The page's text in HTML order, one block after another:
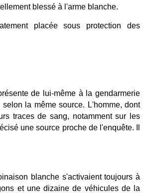
blessé à l'arme blanche.
placée sous protection des
de lui-même à la gendarmerie
la même source. L'homme, dont
traces de sang, notamment sur les
une source proche de l'enquête. Il
blanche s'activaient toujours à
et une dizaine de véhicules de la